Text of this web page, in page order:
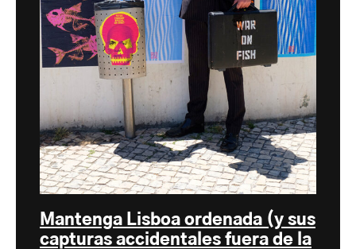
Mantenga Lisboa ordenada (y sus
capturas accidentales fuera de la